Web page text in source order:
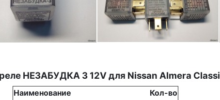
НЕЗАБУДКА 3 12V для Nissan Almera
Наименование
Кол-во